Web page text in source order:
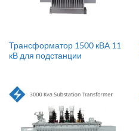
Трансформатор 1500 кВА 11
кВ для подстанции